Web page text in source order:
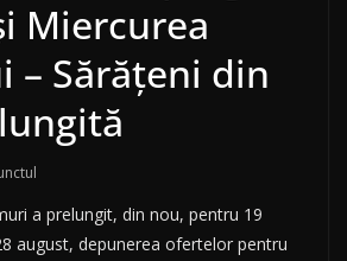
Miercurea
– Sărățeni din
a prelungit, din nou, pentru 19
august, depunerea ofertelor pentru